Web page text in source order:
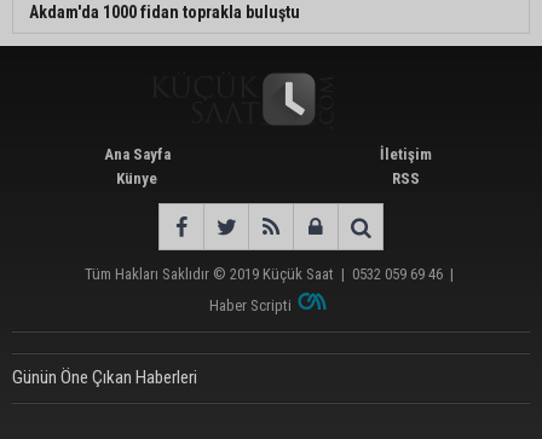
Akdam'da 1000 fidan toprakla buluştu
Ana Sayfa
Künye
İletişim
RSS
Tüm Hakları Saklıdır © 2019 Küçük Saat | 0532 059 69 46 |
Haber Scripti
Günün Öne Çıkan Haberleri